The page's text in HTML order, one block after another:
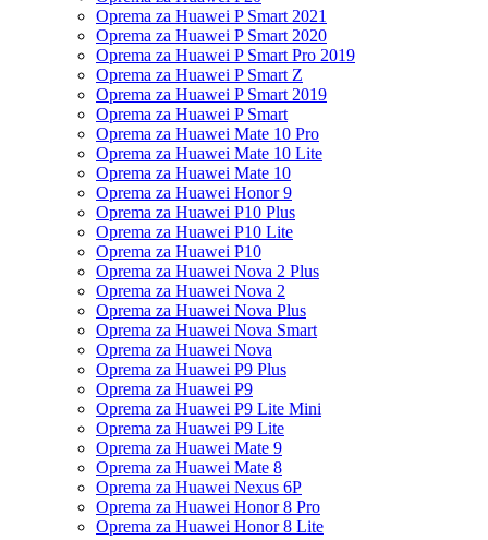
Oprema za Huawei P Smart 2021
Oprema za Huawei P Smart 2020
Oprema za Huawei P Smart Pro 2019
Oprema za Huawei P Smart Z
Oprema za Huawei P Smart 2019
Oprema za Huawei P Smart
Oprema za Huawei Mate 10 Pro
Oprema za Huawei Mate 10 Lite
Oprema za Huawei Mate 10
Oprema za Huawei Honor 9
Oprema za Huawei P10 Plus
Oprema za Huawei P10 Lite
Oprema za Huawei P10
Oprema za Huawei Nova 2 Plus
Oprema za Huawei Nova 2
Oprema za Huawei Nova Plus
Oprema za Huawei Nova Smart
Oprema za Huawei Nova
Oprema za Huawei P9 Plus
Oprema za Huawei P9
Oprema za Huawei P9 Lite Mini
Oprema za Huawei P9 Lite
Oprema za Huawei Mate 9
Oprema za Huawei Mate 8
Oprema za Huawei Nexus 6P
Oprema za Huawei Honor 8 Pro
Oprema za Huawei Honor 8 Lite